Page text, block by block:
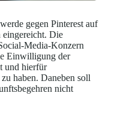
gegen Pinterest auf
eingereicht. Die
Media-Konzern
Einwilligung der
und hierfür
haben. Daneben soll
nicht